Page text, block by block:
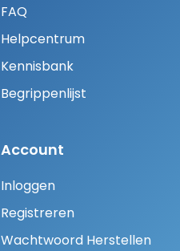
FAQ
Helpcentrum
Kennisbank
Begrippenlijst
Account
Inloggen
Registreren
Wachtwoord Herstellen